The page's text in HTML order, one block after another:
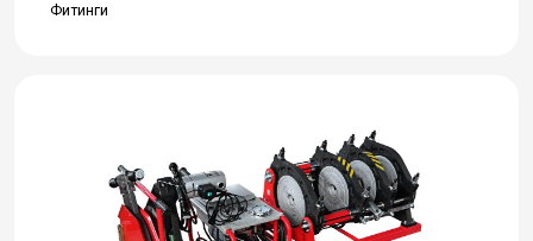
Фитинги